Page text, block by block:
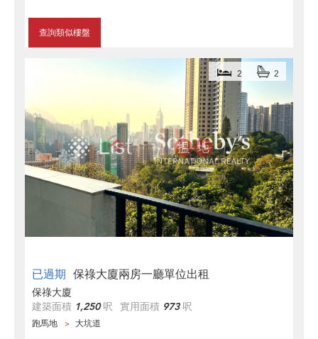
查詢類似樓盤
已過期 保祿大廈兩房一廳單位出租
2 2
保祿大廈
建築面積 1,250呎 實用面積 973呎
跑馬地 大坑道